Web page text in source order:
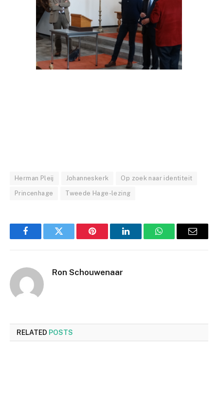
Herman Pleij Johanneskerk Op zoek naar identiteit
Princenhage Tweede Hage-lezing
FacebookTwitter Pinterest LinkedInWhatsAppEmail
Ron Schouwenaar
RELATED POSTS